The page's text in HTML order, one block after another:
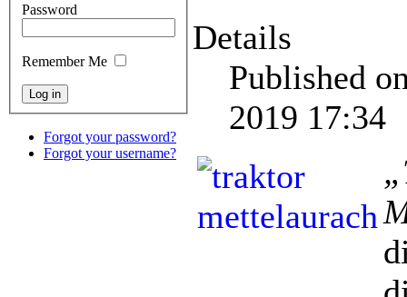
Password
Remember Me
Forgot your password?
Forgot your username?
Details
Published
2019 17:34